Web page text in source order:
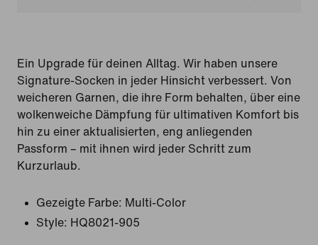
Ein Upgrade für deinen Alltag. Wir haben unsere
Signature-Socken in jeder Hinsicht verbessert. Von
weicheren Garnen, die ihre Form behalten, über eine
wolkenweiche Dämpfung für ultimativen Komfort bis
hin zu einer aktualisierten, eng anliegenden
Passform – mit ihnen wird jeder Schritt zum
Kurzurlaub.
Gezeigte Farbe: Multi-Color
Style: HQ8021-905